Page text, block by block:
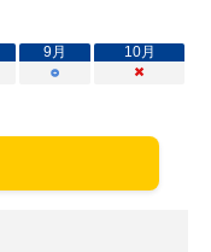
9月 10月
○ ×